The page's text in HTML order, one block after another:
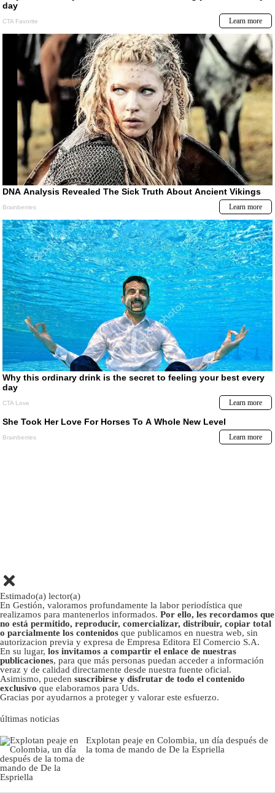
Estimado(a) lector(a)
En Gestión, valoramos profundamente la labor periodística que
realizamos para mantenerlos informados. Por ello, les recordamos que
no está permitido, reproducir, comercializar, distribuir, copiar total
o parcialmente los contenidos que publicamos en nuestra web, sin
autorizacion previa y expresa de Empresa Editora El Comercio S.A.
En su lugar, los invitamos a compartir el enlace de nuestras
publicaciones, para que más personas puedan acceder a información
veraz y de calidad directamente desde nuestra fuente oficial.
Asimismo, pueden suscribirse y disfrutar de todo el contenido
exclusivo que elaboramos para Uds.
Gracias por ayudarnos a proteger y valorar este esfuerzo.
últimas noticias
Explotan peaje en Colombia, un día después de
la toma de mando de De la Espriella